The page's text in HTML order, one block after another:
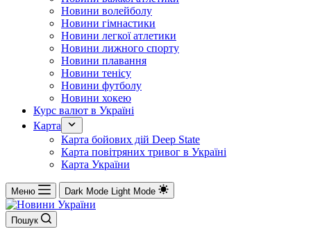
Новини волейболу
Новини гімнастики
Новини легкої атлетики
Новини лижного спорту
Новини плавання
Новини тенісу
Новини футболу
Новини хокею
Курс валют в Україні
Карта
Карта бойових дій Deep State
Карта повітряних тривог в Україні
Карта України
Меню Dark Mode Light Mode
Пошук